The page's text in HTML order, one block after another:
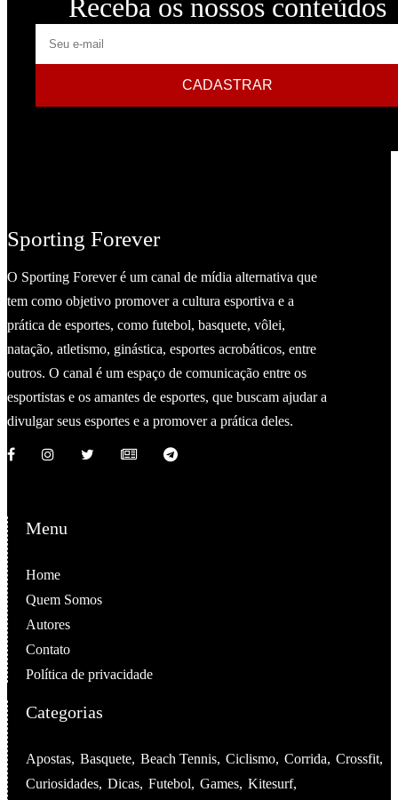
Receba os nossos conteúdos
mail
CADASTRAR
Sporting Forever
O Sporting Forever é um canal de mídia alternativa que
tem como objetivo promover a cultura esportiva e a
prática de esportes, como futebol, basquete, vôlei,
natação, atletismo, ginástica, esportes acrobáticos, entre
outros. O canal é um espaço de comunicação entre os
esportistas e os amantes de esportes, que buscam ajudar a
divulgar seus esportes e a promover a prática deles.
Menu
Home
Quem Somos
Autores
Contato
Política de privacidade
Categorias
Apostas Basquete Beach Tennis Ciclismo Corrida
Crossfit
Curiosidades Dicas Futebol Games Kitesurf